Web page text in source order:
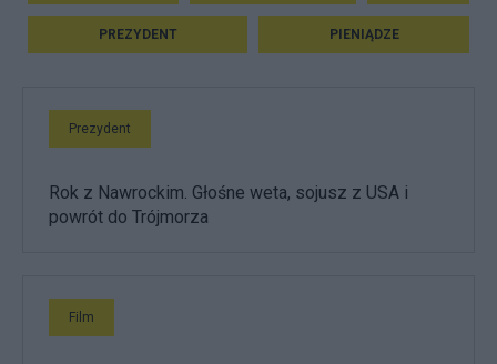
PREZYDENT PIENIĄDZE
Prezydent
Rok z Nawrockim. Głośne weta, sojusz z USA i
powrót do Trójmorza
Film